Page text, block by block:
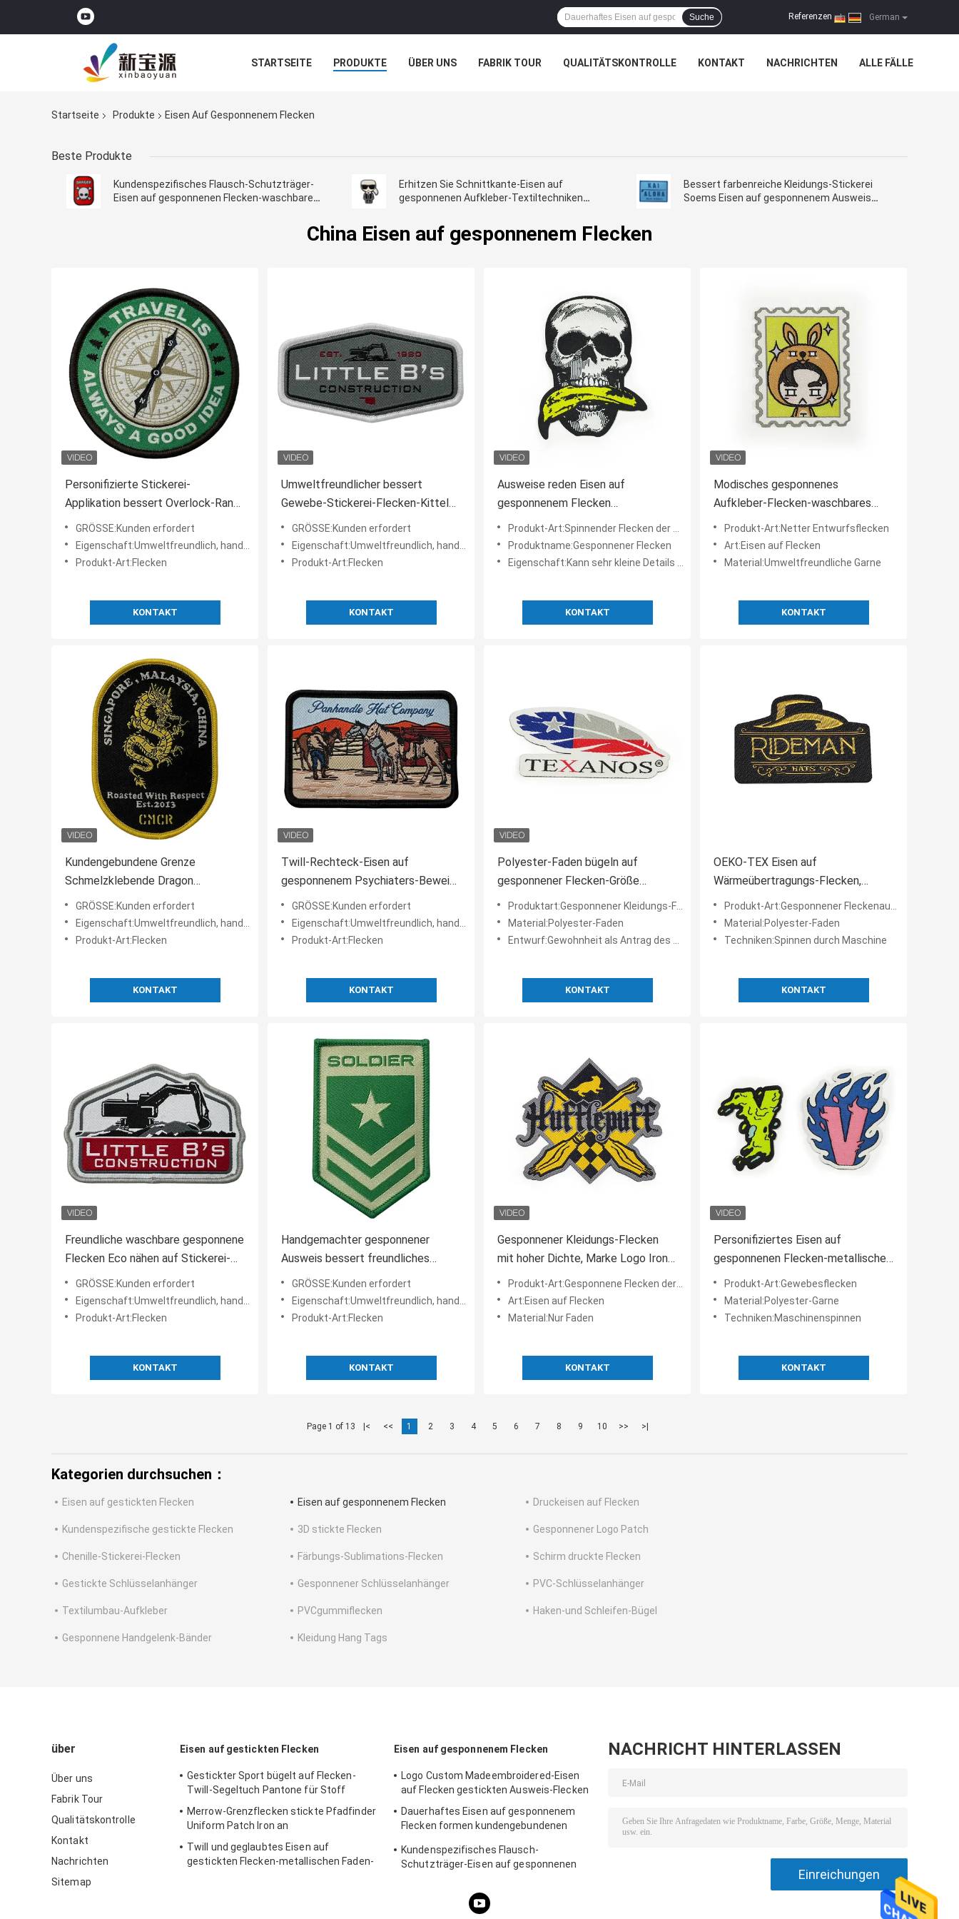
German
Referenzen |
Suche
STARTSEITE PRODUKTE ÜBER UNS FABRIK TOUR QUALITÄTSKONTROLLE KONTAKT NACHRICHTEN ALLE FÄLLE
Startseite Produkte Eisen Auf Gesponnenem Flecken
Beste Produkte
Kundenspezifisches Flausch-Schutzträger-
Eisen auf gesponnenen Flecken-waschbaren
Erhitzen Sie Schnittkante-Eisen auf
gesponnenen Aufkleber-Textiltechniken
Aufkleber
Bessert farbenreiche Kleidungs-Stickerei
Soems Eisen auf gesponnenem Ausweis
China Eisen auf gesponnenem Flecken
Personifizierte Stickerei-
Applikation bessert Overlock-Rand-
umweltfreundliches Eisen auf
gesponnenem Flecken aus
GRÖSSE:Kunden erfordert
Eigenschaft:Umweltfreundlich, handgemacht, waschbar, hohe Qualität
Produkt-Art:Flecken
KONTAKT
Umweltfreundlicher bessert
Gewebe-Stickerei-Flecken-Kittel
gesponnener Ausweis Eisen auf
Merrow-Grenze aus
GRÖSSE:Kunden erfordert
Eigenschaft:Umweltfreundlich, handgemacht, waschbar, hohe Qualität
Produkt-Art:Flecken
KONTAKT
Ausweise reden Eisen auf
gesponnenem Flecken
kundenspezifischer Logo Patches
For Clothes an
Produkt-Art:Spinnender Flecken der Maschine
Produktname:Gesponnener Flecken
Eigenschaft:Kann sehr kleine Details zeigen
KONTAKT
Modisches gesponnenes
Aufkleber-Flecken-waschbares
Eisen auf netten Flecken für
Kleidung
Produkt-Art:Netter Entwurfsflecken
Art:Eisen auf Flecken
Material:Umweltfreundliche Garne
KONTAKT
Kundengebundene Grenze
Schmelzklebende Dragon
Embroidery Patches Shrink Proofs
Merrow
GRÖSSE:Kunden erfordert
Eigenschaft:Umweltfreundlich, handgemacht, waschbar, hohe Qualität
Produkt-Art:Flecken
KONTAKT
Twill-Rechteck-Eisen auf
gesponnenem Psychiaters-Beweis
des Flecken-12C Pandone stickte
GRÖSSE:Kunden erfordert
Eigenschaft:Umweltfreundlich, handgemacht, waschbar, hohe Qualität
Produkt-Art:Flecken
KONTAKT
Polyester-Faden bügeln auf
gesponnener Flecken-Größe
besonders anfertigten Logo
Patches For Clothing
Produktart:Gesponnener Kleidungs-Flecken
Material:Polyester-Faden
Entwurf:Gewohnheit als Antrag des Kunden
KONTAKT
OEKO-TEX Eisen auf
Wärmeübertragungs-Flecken,
gesponnene Marke Logo Label
Produkt-Art:Gesponnener Fleckenaufkleber
Material:Polyester-Faden
Techniken:Spinnen durch Maschine
KONTAKT
Freundliche waschbare gesponnene
Flecken Eco nähen auf Stickerei-
Flecken für Kleidung
GRÖSSE:Kunden erfordert
Eigenschaft:Umweltfreundlich, handgemacht, waschbar, hohe Qualität
Produkt-Art:Flecken
KONTAKT
Handgemachter gesponnener
Ausweis bessert freundliches
waschbares Eisen Eco auf Flecken
aus
GRÖSSE:Kunden erfordert
Eigenschaft:Umweltfreundlich, handgemacht, 3D, waschbar, hohe Qualität
Produkt-Art:Flecken
KONTAKT
Gesponnener Kleidungs-Flecken
mit hoher Dichte, Marke Logo Iron
On Patches
Produkt-Art:Gesponnene Flecken der Marke Logo
Art:Eisen auf Flecken
Material:Nur Faden
KONTAKT
Personifiziertes Eisen auf
gesponnenen Flecken-metallischen
Faden bearbeiten spinnende
Techniken maschinell
Produkt-Art:Gewebesflecken
Material:Polyester-Garne
Techniken:Maschinenspinnen
KONTAKT
Page 1 of 13 |< << 1 2 3 4 5 6 7 8 9 10 >> >|
Kategorien durchsuchen：
Eisen auf gestickten Flecken Eisen auf gesponnenem Flecken Druckeisen auf Flecken
Kundenspezifische gestickte Flecken 3D stickte Flecken Gesponnener Logo Patch
Chenille-Stickerei-Flecken Färbungs-Sublimations-Flecken Schirm druckte Flecken
Gestickte Schlüsselanhänger Gesponnener Schlüsselanhänger PVC-Schlüsselanhänger
Textilumbau-Aufkleber PVCgummiflecken Haken-und Schleifen-Bügel
Gesponnene Handgelenk-Bänder Kleidung Hang Tags
über
Über uns
Fabrik Tour
Qualitätskontrolle
Kontakt
Nachrichten
Sitemap
Eisen auf gestickten Flecken
Gestickter Sport bügelt auf Flecken-
Twill-Segeltuch Pantone für Stoff
Merrow-Grenzflecken stickte Pfadfinder
Uniform Patch Iron an
Twill und geglaubtes Eisen auf
gestickten Flecken-metallischen Faden-
Eisen auf gesponnenem Flecken
Logo Custom Madeembroidered-Eisen
auf Flecken gestickten Ausweis-Flecken
Dauerhaftes Eisen auf gesponnenem
Flecken formen kundengebundenen
Kundenspezifisches Flausch-
Schutzträger-Eisen auf gesponnenen
für Kleidungs-Hüte
NACHRICHT HINTERLASSEN